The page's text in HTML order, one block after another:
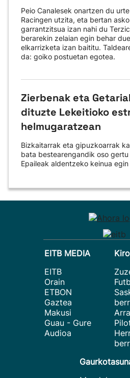
Peio Canalesek onartzen du
Racingen utzita, eta bertan
garrantzitsua izan nahi du
berarekin zelaian egin behar
elkarrizketa izan baititu.
da: goiko postuetan egotea.
Zierbenak eta
dituzte Lekeitioko
helmugaratzean
Bizkaitarrak eta gipuzkoarrak
bata bestearengandik oso
Epaileak aldentzeko keinua
EITB MEDIA
EITB
Orain
ETBON
Gaztea
Makusi
Guau - Gure
Audioa